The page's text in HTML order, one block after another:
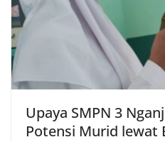
Upaya SMPN 3
Potensi Murid lewat